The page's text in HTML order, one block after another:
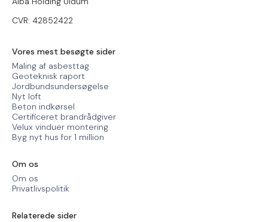
CVR: 42852422
Vores mest besøgte sider
Maling af asbesttag
Geoteknisk raport
Jordbundsundersøgelse
Nyt loft
Beton indkørsel
Certificeret brandrådgiver
Velux vinduer montering
Byg nyt hus for 1 million
Om os
Om os
Privatlivspolitik
Relaterede sider